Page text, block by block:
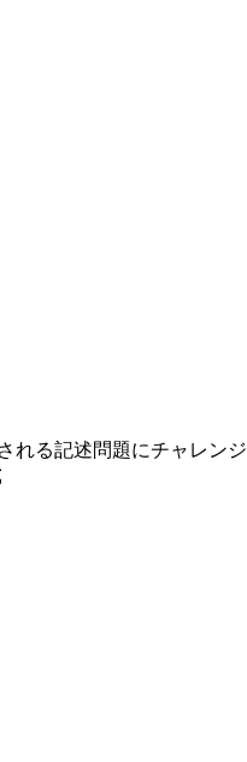
れる記述問題にチャレンジ